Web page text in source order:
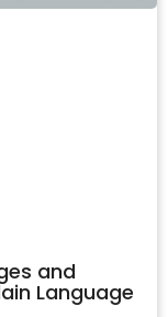
and
Language